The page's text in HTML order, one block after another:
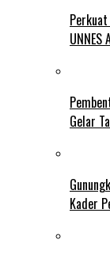
Gelar
Kader